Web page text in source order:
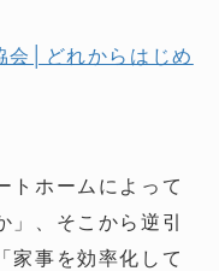
│どれからはじめ
トホームによって
」、そこから逆引
家事を効率化して